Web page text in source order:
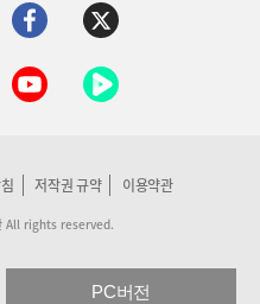
저작권 규약 이용약관
All rights reserved.
PC버전